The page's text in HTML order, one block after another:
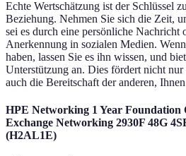
Echte Wertschätzung ist der Schlüssel
Beziehung. Nehmen Sie sich die Zeit,
sei es durch eine persönliche Nachricht
Anerkennung in sozialen Medien.
haben, lassen Sie es ihn wissen, und
Unterstützung an. Dies fördert nicht
auch die Bereitschaft der anderen,
HPE Networking 1 Year Foundation
Exchange Networking 2930F 48G
(H2AL1E)